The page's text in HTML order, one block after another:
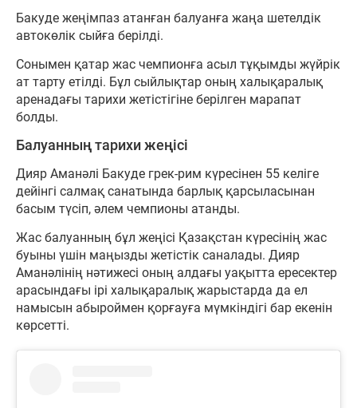
Бакуде жеңімпаз атанған балуанға жаңа шетелдік
автокөлік сыйға берілді.
Сонымен қатар жас чемпионға асыл тұқымды жүйрік
ат тарту етілді. Бұл сыйлықтар оның халықаралық
аренадағы тарихи жетістігіне берілген марапат
болды.
Балуанның тарихи жеңісі
Дияр Аманәлі Бакуде грек-рим күресінен 55 келіге
дейінгі салмақ санатында барлық қарсыласынан
басым түсіп, әлем чемпионы атанды.
Жас балуанның бұл жеңісі Қазақстан күресінің жас
буыны үшін маңызды жетістік саналады. Дияр
Аманәлінің нәтижесі оның алдағы уақытта ересектер
арасындағы ірі халықаралық жарыстарда да ел
намысын абыроймен қорғауға мүмкіндігі бар екенін
көрсетті.